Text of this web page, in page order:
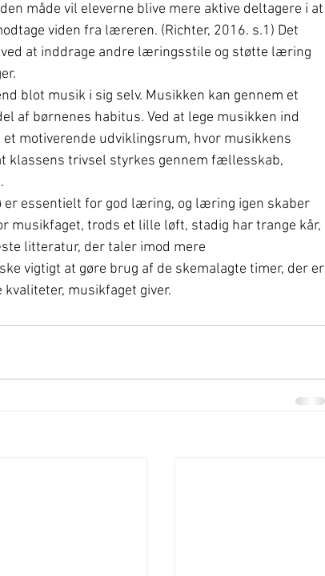
måde vil eleverne blive mere aktive deltagere i at
viden fra læreren. (Richter, 2016. s.1) Det
at inddrage andre læringsstile og støtte læring
blot musik i sig selv. Musikken kan gennem et
af børnenes habitus. Ved at lege musikken ind
motiverende udviklingsrum, hvor musikkens
trivsel styrkes gennem fællesskab,
er essentielt for god læring, og læring igen skaber
musikfaget, trods et lille løft, stadig har trange kår,
litteratur, der taler imod mere
vigtigt at gøre brug af de skemalagte timer, der er
musikfaget giver.